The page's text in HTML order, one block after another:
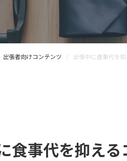
出張者向けコンテンツ 出張中に食事代を
食事代を抑える